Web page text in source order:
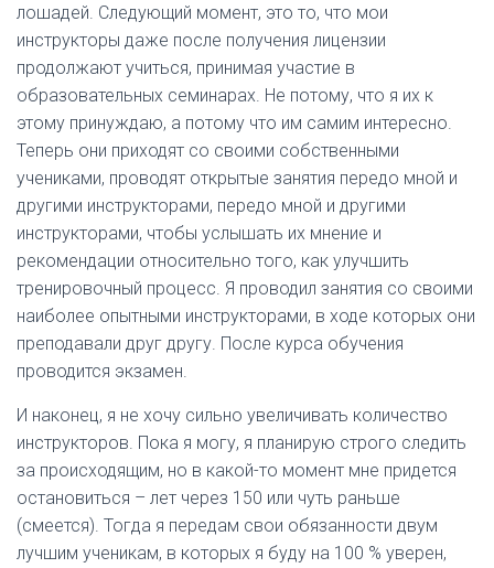
лошадей. Следующий момент, это то, что мои
инструкторы даже после получения лицензии
продолжают учиться, принимая участие в
образовательных семинарах. Не потому, что я их к
этому принуждаю, а потому что им самим интересно.
Теперь они приходят со своими собственными
учениками, проводят открытые занятия передо мной и
другими инструкторами, передо мной и другими
инструкторами, чтобы услышать их мнение и
рекомендации относительно того, как улучшить
тренировочный процесс. Я проводил занятия со своими
наиболее опытными инструкторами, в ходе которых они
преподавали друг другу. После курса обучения
проводится экзамен.
И наконец, я не хочу сильно увеличивать количество
инструкторов. Пока я могу, я планирую строго следить
за происходящим, но в какой-то момент мне придется
остановиться – лет через 150 или чуть раньше
(смеется). Тогда я передам свои обязанности двум
лучшим ученикам, в которых я буду на 100 % уверен,